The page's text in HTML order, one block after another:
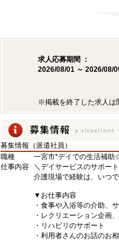
求人応募期間 ：
2026/08/01 ～ 2026/08/
※掲載を終了した求人は
募集情報（派遣社員）
職種
一宮市*デイでの生活補助
仕事内容
＼デイサービスのサポー
介護現場で経験は、いつ
▼お仕事内容
・食事や入浴等の介助、
・レクリエーション企画
・リハビリのサポート
・利用者さんのお話のお